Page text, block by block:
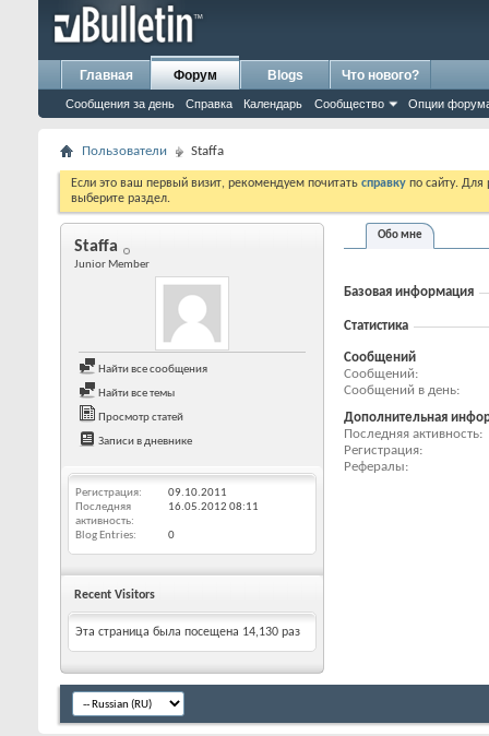
Главная Форум
Сообщения за день Справка Календарь Сообщество Опции
Blogs Что нового?
Пользователи Staffa
Если это ваш первый визит, рекомендуем почитать справку по сайту.
выберите раздел.
Staffa
Junior Member
Найти все сообщения
Найти все темы
Просмотр статей
Записи в дневнике
Регистрация
09.10.2011
Последняя
активность
16.05.2012 08:11
Blog Entries 0
Recent Visitors
Эта страница была посещена 14,130 раз
Обо мне
Базовая информация
Статистика
Сообщений
Сообщений
Сообщений в день
Дополнительная
Последняя активность
Регистрация
Рефералы